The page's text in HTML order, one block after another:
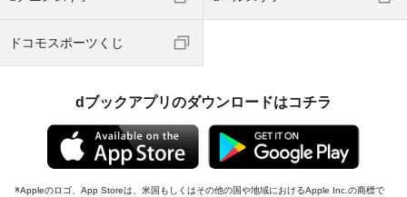
ドコモスポーツくじ
dブックアプリのダウンロードはコチラ
Appleのロゴ、App Storeは、米国もしくはその他の国や地域におけるApple Inc.の商標で